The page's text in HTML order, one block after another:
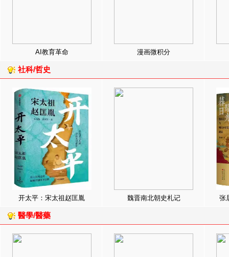
AI教育革命 漫画微积分
社科/哲史
开太平：宋太祖赵匡胤 魏晋南北朝史札记 张
醫學/醫藥